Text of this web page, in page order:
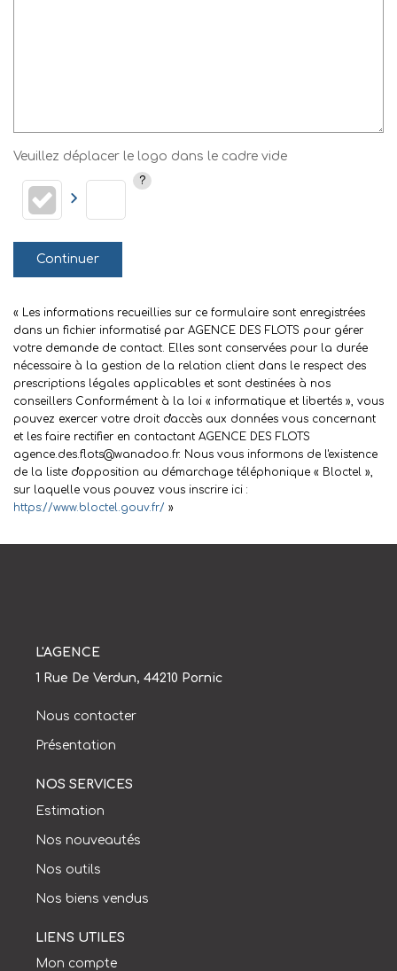
Veuillez déplacer le logo dans le cadre vide
Continuer
« Les informations recueillies sur ce formulaire sont enregistrées
dans un fichier informatisé par AGENCE DES FLOTS pour gérer
votre demande de contact. Elles sont conservées pour la durée
nécessaire à la gestion de la relation client dans le respect des
prescriptions légales applicables et sont destinées à nos
conseillers Conformément à la loi « informatique et libertés », vous
pouvez exercer votre droit d'accès aux données vous concernant
et les faire rectifier en contactant AGENCE DES FLOTS
agence.des.flots@wanadoo.fr. Nous vous informons de l'existence
de la liste d'opposition au démarchage téléphonique « Bloctel »,
sur laquelle vous pouvez vous inscrire ici :
https://www.bloctel.gouv.fr/ »
L'AGENCE
1 Rue De Verdun, 44210 Pornic
Nous contacter
Présentation
NOS SERVICES
Estimation
Nos nouveautés
Nos outils
Nos biens vendus
LIENS UTILES
Mon compte